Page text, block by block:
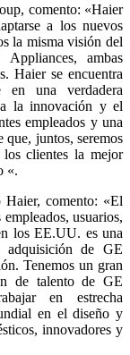
comento: «Haier
a los nuevos
la misma visión del
ambas
Haier se encuentra
en una verdadera
la innovación y el
empleados y una
que, juntos, seremos
clientes la mejor
«.
comento: «El
usuarios,
los EE.UU. es una
de GE
Tenemos un gran
de talento de GE
en estrecha
en el diseño y
innovadores y